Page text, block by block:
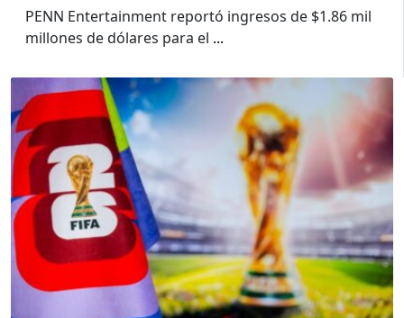
PENN Entertainment reportó ingresos de $1.86 mil
millones de dólares para el ...